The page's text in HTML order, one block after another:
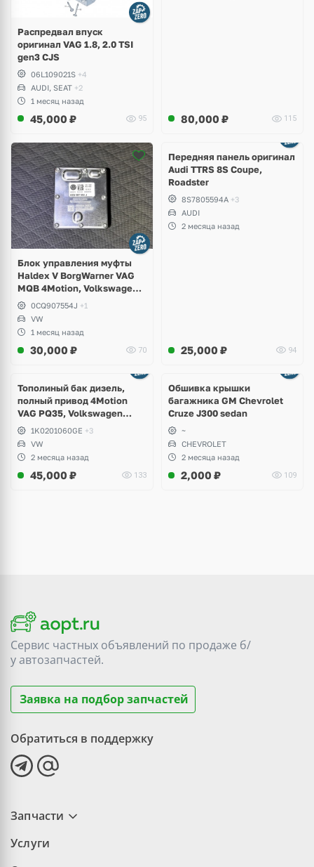
Распредвал впуск
оригинал VAG 1.8, 2.0 TSI
gen3 CJS
06L109021S +4
AUDI, SEAT +2
1 месяц назад
45,000 ₽ 95 80,000 ₽ 115
Блок управления муфты
Haldex V BorgWarner VAG
MQB 4Motion, Volkswagen
Tiguan
0CQ907554J +1
VW
1 месяц назад
30,000 ₽ 70
2 фото
Передняя панель оригинал
Audi TTRS 8S Coupe,
Roadster
8S7805594A +3
AUDI
2 месяца назад
25,000 ₽ 94
Тополиный бак дизель,
полный привод 4Motion
VAG PQ35, Volkswagen
Scirocco, Golf V, VI, Skoda
Yeti, Octavia A5, Superb,
Audi A3, Seat Altea
1K0201060GE +3
VW
2 месяца назад
45,000 ₽ 133
Обшивка крышки
багажника GM Chevrolet
Cruze J300 sedan
~
CHEVROLET
2 месяца назад
2,000 ₽ 109
Сервис частных объявлений по продаже б/
уавтозапчастей.
Заявка на подбор запчастей
Обратиться в поддержку
Запчасти
Услуги